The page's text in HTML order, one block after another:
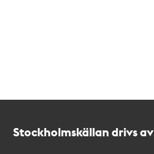
Stockholmskällan drivs av